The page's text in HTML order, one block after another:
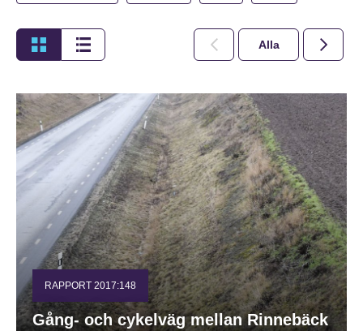
Alla 2026
RAPPORT 2017:148
Gång- och cykelväg mellan Rinnebäck